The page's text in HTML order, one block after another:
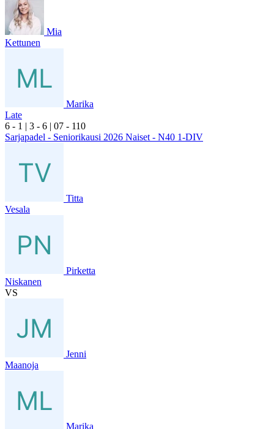
Mia
Kettunen
Marika
Late
6 - 1 | 3 - 6 | 07 - 110
Sarjapadel - Seniorikausi 2026 Naiset - N40 1-DIV
Titta
Vesala
Pirketta
Niskanen
VS
Jenni
Maanoja
Marika